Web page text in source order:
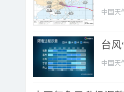
中国天
台
中国天